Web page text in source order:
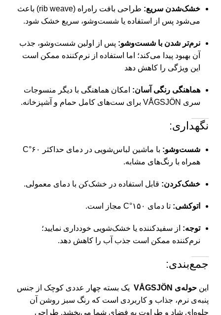
خشک‌شدن سریع:
طراحی بافت راه‌راه (rib weave) باعث
می‌شود پس از استفاده یا شست‌وشو، سریع خشک شود.
نرم‌تر شدن با شست‌وشو: پس از اولین شست‌وشو، جذب
آن بهبود پیدا می‌کند؛ اما استفاده از نرم‌کننده ممکن است
این ویژگی را کاهش دهد
هماهنگی رنگی آسان: امکان هماهنگی با دیگر منسوجات
سری VÅGSJÖN برای ست‌های کامل حمام و آشپزخانه.
نگهداری:
شست‌وشو:
با ماشین لباس‌شویی در دمای حداکثر ۶۰°C
همراه با رنگ‌های مشابه.‌
خشک‌کردن: قابل استفاده در خشک‌کن با دمای معمولی.
اتوکشی: تا دمای ۱۵۰°C مجاز است.
توجه: از سفیدکننده یا خشک‌شویی خودداری نمایید؛
نرم‌کننده ممکن است جذب آب را کاهش دهد.
جمع‌بندی:
این حوله‌ی VÅGSJÖN
یک بسته چهار عددی کوچک از جنس
پنبه‌ی نرم، جذاب و کاربردی است که رنگ سبز روشن آن
جلوه‌ای شاد و طراوت به فضای شما می‌بخشد. طراحی